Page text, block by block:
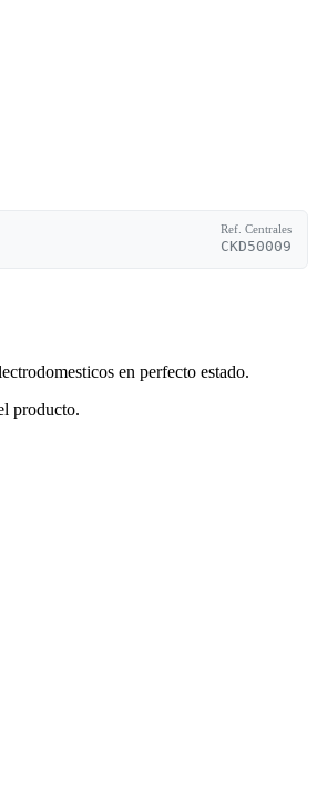
Ref. Centrales
CKD50009
en perfecto estado.
producto.